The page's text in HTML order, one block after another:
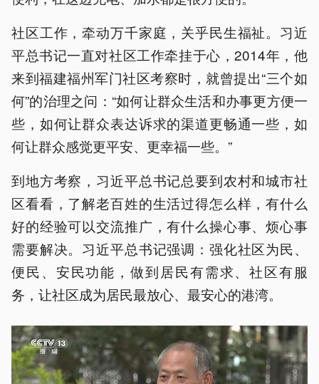
社区工作，牵动万千家庭，关乎民生福祉。习近
平总书记一直对社区工作牵挂于心，2014年，他
来到福建福州军门社区考察时，就曾提出“三个如
何”的治理之问：“如何让群众生活和办事更方便一
些，如何让群众表达诉求的渠道更畅通一些，如
何让群众感觉更平安、更幸福一些。”
到地方考察，习近平总书记总要到农村和城市社
区看看，了解老百姓的生活过得怎么样，有什么
好的经验可以交流推广，有什么操心事、烦心事
需要解决。习近平总书记强调：强化社区为民、
便民、安民功能，做到居民有需求、社区有服
务，让社区成为居民最放心、最安心的港湾。